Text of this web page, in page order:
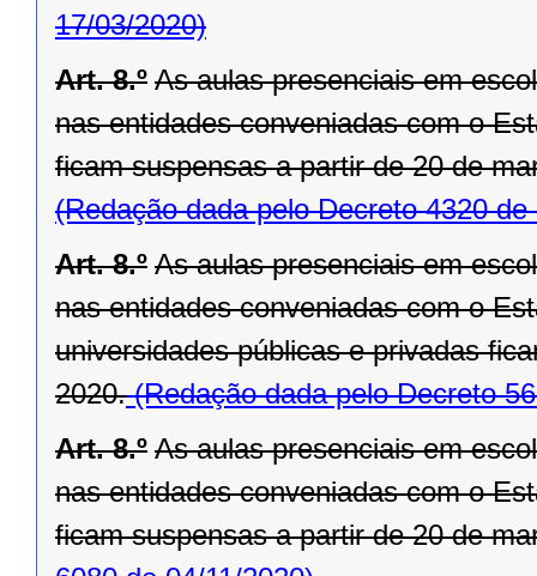
17/03/2020)
Art. 8.º As aulas presenciais em
nas entidades conveniadas com o
ficam suspensas a partir de 20 de
(Redação dada pelo Decreto 4320 de
Art. 8.º As aulas presenciais em
nas entidades conveniadas com o
universidades públicas e privadas
2020.(Redação dada pelo Decreto
Art. 8.º As aulas presenciais em
nas entidades conveniadas com o
ficam suspensas a partir de 20 de